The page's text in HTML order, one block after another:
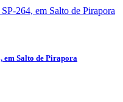
em Salto de Pirapora